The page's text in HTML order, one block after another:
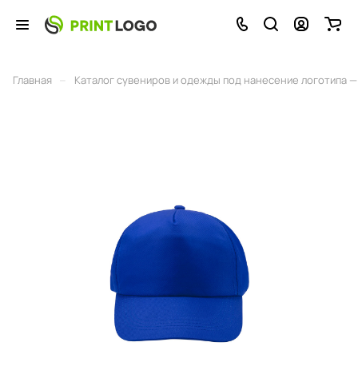
Главная Каталог сувениров и одежды под нанесение логотипа